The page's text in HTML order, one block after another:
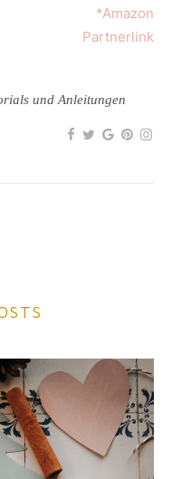
*Amazon
Partnerlink
und Anleitungen